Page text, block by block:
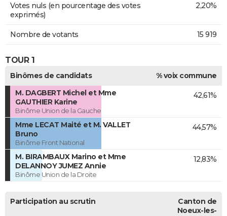
Votes nuls (en pourcentage des votes
exprimés)
2,20%
Nombre de votants 15 919
TOUR 1
Binômes de candidats
% voix commune
M. DAGBERT Michel et Mme
GAUTHIER Karine
Binôme Union de la Gauche
42,61%
Mme LECAT Maité et M. VALLET
Bruno
Binôme Front National
44,57%
M. BIRAMBAUX Marino et Mme
DELANNOY JUMEZ Annie
Binôme Union de la Droite
12,83%
Participation au scrutin
Canton de
Noeux-les-